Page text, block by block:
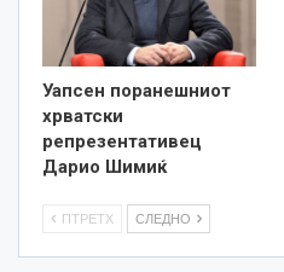
Уапсен поранешниот
хрватски
репрезентативец
Дарио Шимиќ
ПТРЕТХ СЛЕДНО